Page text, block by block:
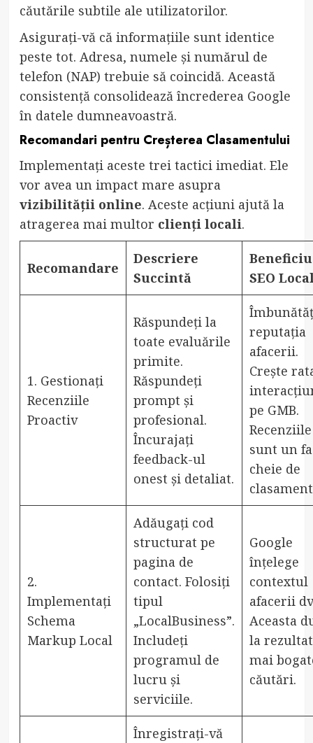
căutările subtile ale utilizatorilor.
Asigurați-vă că informațiile sunt identice
peste tot. Adresa, numele și numărul de
telefon (NAP) trebuie să coincidă. Această
consistență consolidează încrederea Google
în datele dumneavoastră.
Recomandari pentru Creșterea Clasamentului
Implementați aceste trei tactici imediat. Ele
vor avea un impact mare asupra
vizibilității online. Aceste acțiuni ajută la
atragerea mai multor clienți locali.
Recomandare
Descriere
Succintă
Beneficiu
SEO
1. Gestionați
Recenziile
Proactiv
Răspundeți la
toate evaluările
primite.
Răspundeți
prompt și
profesional.
Încurajați
feedback-ul
onest și detaliat.
reputația
afacerii.
Crește
pe GMB.
Recenziile
sunt un
cheie de
2.
Implementați
Schema
Markup Local
Adăugați cod
structurat pe
pagina de
contact. Folosiți
tipul
„LocalBusiness”.
Includeți
programul de
lucru și
serviciile.
Google
înțelege
contextul
afacerii
Aceasta
la
mai
căutări.
Înregistrați-vă